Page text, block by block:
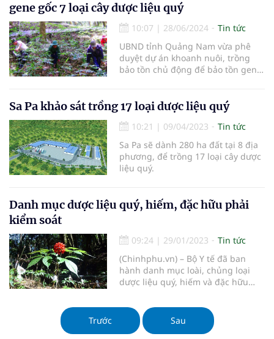
gene gốc 7 loại cây dược liệu quý
10:07 | 28/06/2024
Tin tức
UBND tỉnh Quảng Nam vừa phê
duyệt dự án khoanh nuôi, trồng
bảo tồn chủ động để bảo tồn gene
Nam Trà My.
Sa Pa khảo sát trồng 17 loại dược liệu quý
10:21 | 09/04/2023
Tin tức
Sa Pa sẽ dành 280 ha đất tại 8 địa
phương, để trồng 17 loại cây dược
liệu quý.
Danh mục dược liệu quý, hiếm, đặc hữu phải
kiểm soát
09:24 | 29/01/2023
Tin tức
(Chinhphu.vn) – Bộ Y tế đã ban
hành danh mục loài, chủng loại
dược liệu quý, hiếm và đặc hữu
loại.
Trước
Sau